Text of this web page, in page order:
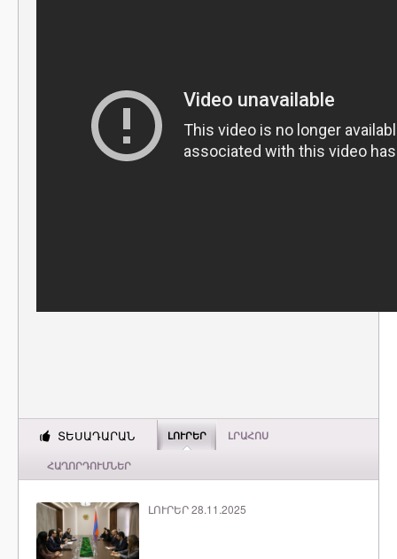
ՏԵՍԱԴԱՐԱՆ ԼՈՒՐԵՐ ԼՐԱՀՈՍ
ՀԱՂՈՐԴՈՒՄՆԵՐ
ԼՈՒՐԵՐ 28.11.2025